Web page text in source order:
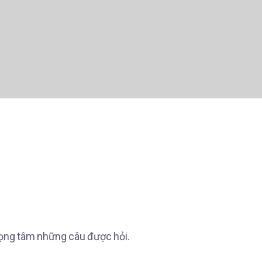
tâm những câu được hỏi.